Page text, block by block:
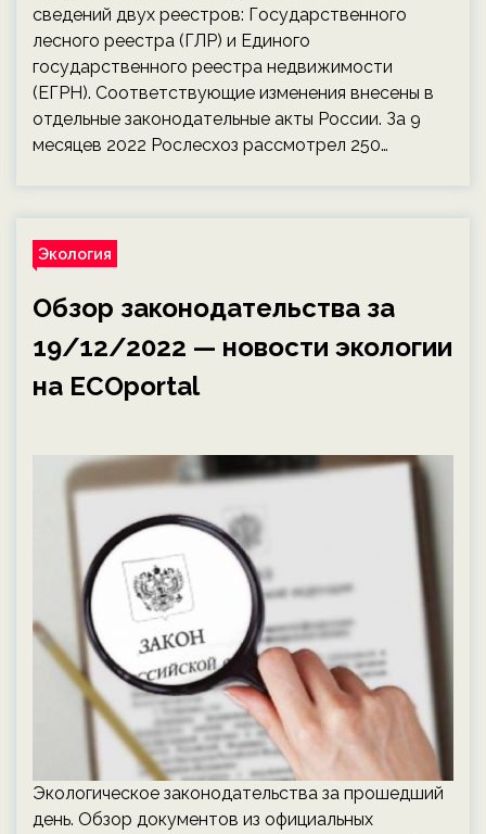
сведений двух реестров: Государственного
лесного реестра (ГЛР) и Единого
государственного реестра недвижимости
(ЕГРН). Соответствующие изменения внесены в
отдельные законодательные акты России. За 9
месяцев 2022 Рослесхоз рассмотрел 250…
Экология
Обзор законодательства за
19/12/2022 — новости экологии
на ECOportal
Экологическое законодательства за прошедший
день. Обзор документов из официальных